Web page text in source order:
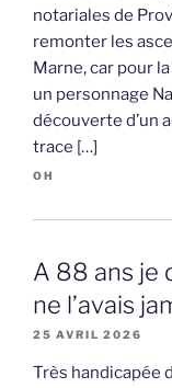
notariales de
remonter les
Marne, car pour
un personnage
découverte d’un
trace […]
OH
A 88 ans je
ne l’avais
25 AVRIL 2026
Très handicapée